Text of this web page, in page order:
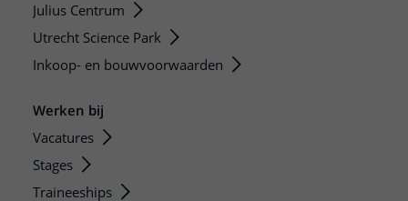
Julius Centrum
Utrecht Science Park
Inkoop- en bouwvoorwaarden
Werken bij
Vacatures
Stages
Traineeships